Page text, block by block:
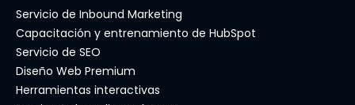
Servicio de Inbound Marketing
Capacitación y entrenamiento de HubSpot
Servicio de SEO
Diseño Web Premium
Herramientas interactivas